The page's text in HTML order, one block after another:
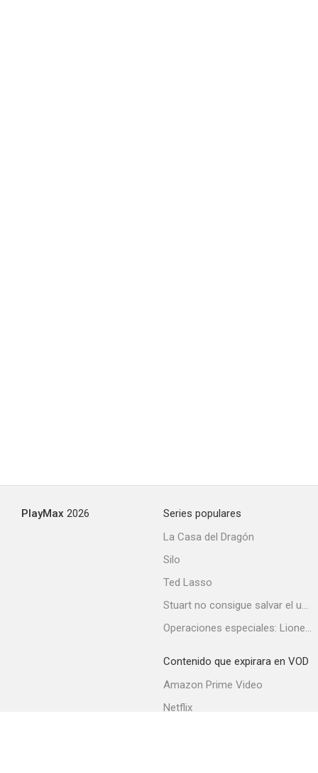
PlayMax 2026
Series populares
La Casa del Dragón
Silo
Ted Lasso
Stuart no consigue salvar el universo
Operaciones especiales: Lioness
Contenido que expirara en VOD
Amazon Prime Video
Netflix